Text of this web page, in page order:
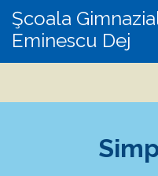
Şcoala
Eminescu Dej